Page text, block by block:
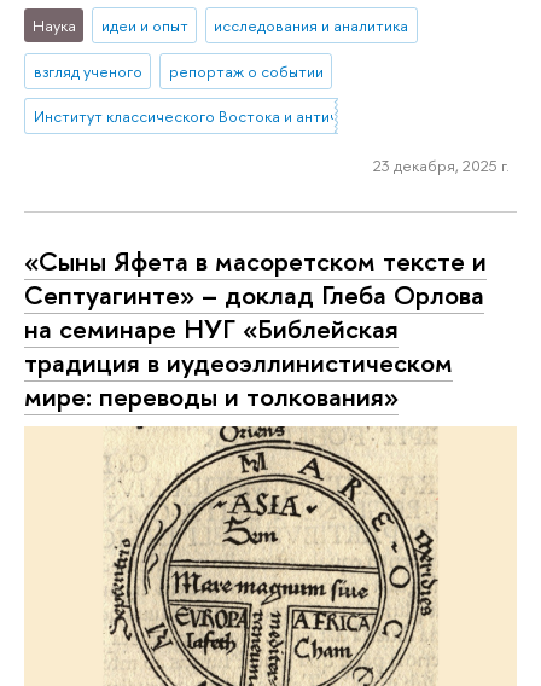
Наука идеи и опыт исследования и аналитика
взгляд ученого репортаж о событии
Институт классического Востока и античности
23 декабря, 2025 г.
«Сыны Яфета в масоретском тексте и
Септуагинте» – доклад Глеба Орлова
на семинаре НУГ «Библейская
традиция в иудеоэллинистическом
мире: переводы и толкования»